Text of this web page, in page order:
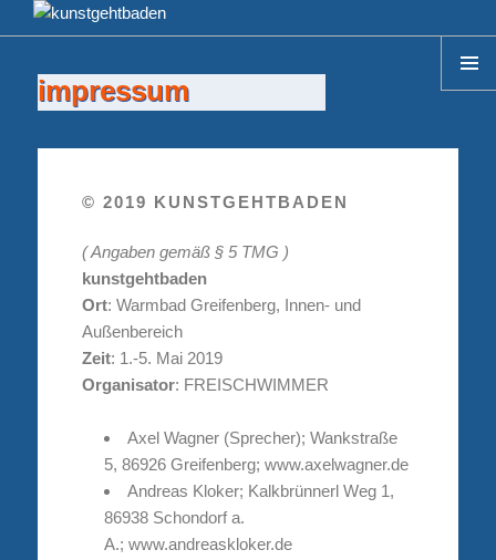
impressum
© 2019 KUNSTGEHTBADEN
( Angaben gemäß § 5 TMG )
kunstgehtbaden
Ort: Warmbad Greifenberg, Innen- und
Außenbereich
Zeit: 1.-5. Mai 2019
Organisator: FREISCHWIMMER
Axel Wagner (Sprecher); Wankstraße
5, 86926 Greifenberg; www.axelwagner.de
Andreas Kloker; Kalkbrünnerl Weg 1,
86938 Schondorf a.
A.; www.andreaskloker.de